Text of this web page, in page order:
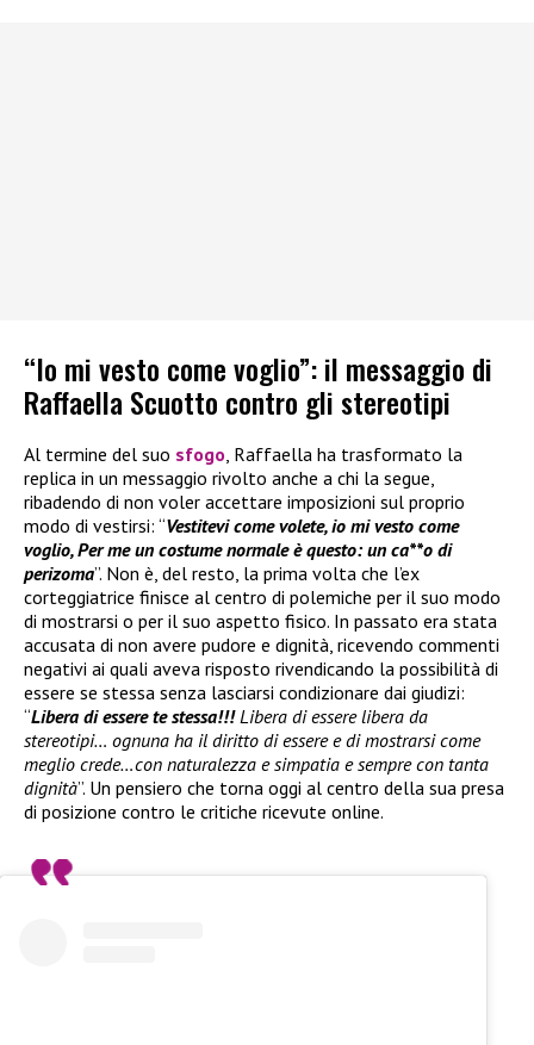
“Io mi vesto come voglio”: il messaggio di
Raffaella Scuotto contro gli stereotipi
Al termine del suo sfogo, Raffaella ha trasformato la
replica in un messaggio rivolto anche a chi la segue,
ribadendo di non voler accettare imposizioni sul proprio
modo di vestirsi: “Vestitevi come volete, io mi vesto come
voglio, Per me un costume normale è questo: un ca**o di
perizoma”. Non è, del resto, la prima volta che l’ex
corteggiatrice finisce al centro di polemiche per il suo modo
di mostrarsi o per il suo aspetto fisico. In passato era stata
accusata di non avere pudore e dignità, ricevendo commenti
negativi ai quali aveva risposto rivendicando la possibilità di
essere se stessa senza lasciarsi condizionare dai giudizi:
“Libera di essere te stessa!!!Libera di essere libera da
stereotipi… ognuna ha il diritto di essere e di mostrarsi come
meglio crede…con naturalezza e simpatia e sempre con tanta
dignità”. Un pensiero che torna oggi al centro della sua presa
di posizione contro le critiche ricevute online.